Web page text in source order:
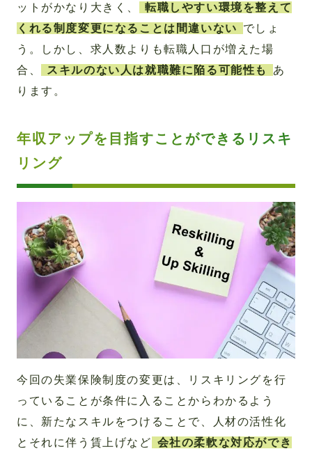
ットがかなり大きく、
転職しやすい環境を整えて
くれる制度変更になることは間違いない
でしょ
う。しかし、求人数よりも転職人口が増えた場
合、
スキルのない人は就職難に陥る可能性も
あ
ります。
年収アップを目指すことができるリスキ
リング
今回の失業保険制度の変更は、リスキリングを行
っていることが条件に入ることからわかるよう
に、新たなスキルをつけることで、人材の活性化
とそれに伴う賃上げなど 会社の柔軟な対応ができ